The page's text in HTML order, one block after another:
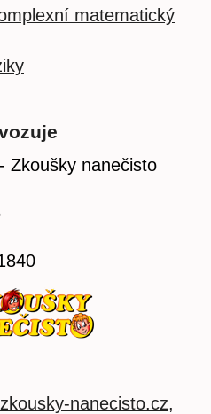
matematický
Zkoušky nanečisto
zkousky-nanecisto.cz,